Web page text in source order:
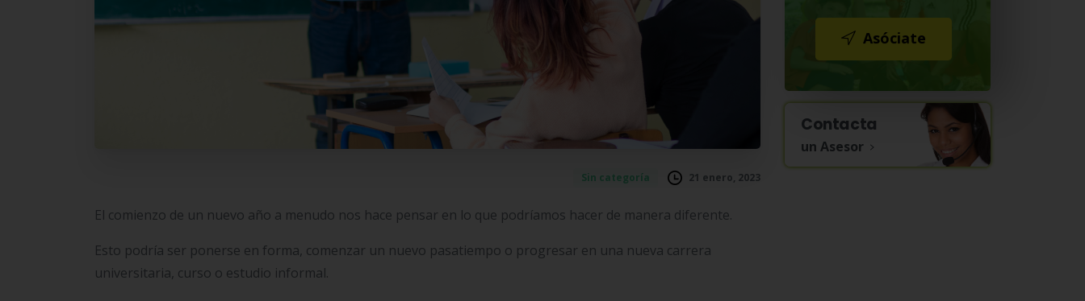
Sin categoría 21 enero, 2023
El comienzo de un nuevo año a menudo nos hace pensar en lo que podríamos hacer de manera diferente.
Esto podría ser ponerse en forma, comenzar un nuevo pasatiempo o progresar en una nueva carrera
universitaria, curso o estudio informal.
Asóciate
Contacta
un Asesor